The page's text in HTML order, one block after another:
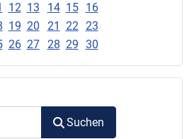
12 13 14 15
16
19 20 21 22 23
26 27 28 29 30
Suchen